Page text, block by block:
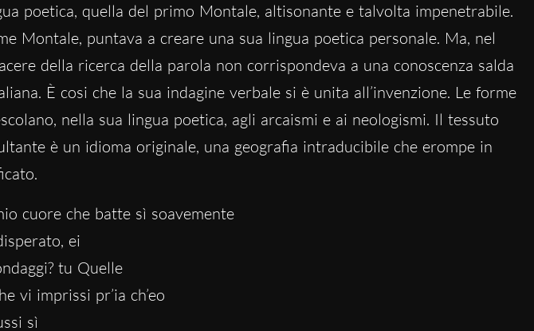
poetica, quella del primo Montale, altisonante e talvolta impenetrabile.
Montale, puntava a creare una sua lingua poetica personale. Ma, nel
della ricerca della parola non corrispondeva a una conoscenza salda
È cosi che la sua indagine verbale si è unita all’invenzione. Le forme
nella sua lingua poetica, agli arcaismi e ai neologismi. Il tessuto
è un idioma originale, una geografia intraducibile che erompe in
cuore che batte sì soavemente
ei
tu Quelle
vi imprissi pr’ia ch’eo
sì